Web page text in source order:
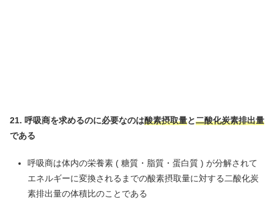
21. 呼吸商を求めるのに必要なのは酸素摂取量と二酸化炭素排出量
である
呼吸商は体内の栄養素 ( 糖質・脂質・蛋白質 ) が分解されて
エネルギーに変換されるまでの酸素摂取量に対する二酸化炭
素排出量の体積比のことである